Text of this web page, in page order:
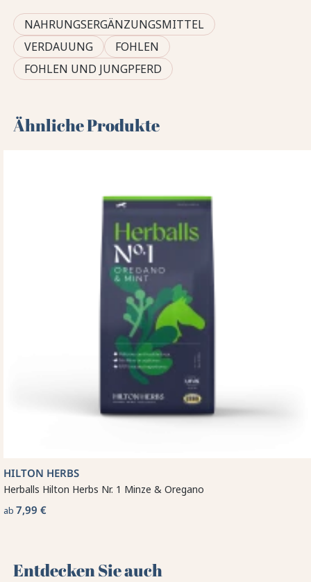
NAHRUNGSERGÄNZUNGSMITTEL
VERDAUUNG
FOHLEN
FOHLEN UND JUNGPFERD
Ähnliche Produkte
HILTON HERBS
Herballs Hilton Herbs Nr. 1 Minze & Oregano
ab 7,99 €
Entdecken Sie auch 🌻